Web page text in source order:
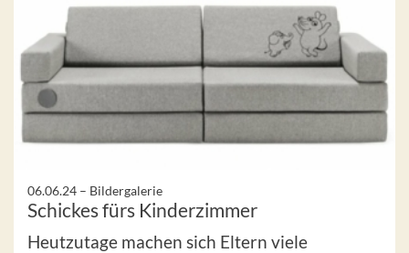
06.06.24 – Bildergalerie
Schickes fürs Kinderzimmer
Heutzutage machen sich Eltern viele